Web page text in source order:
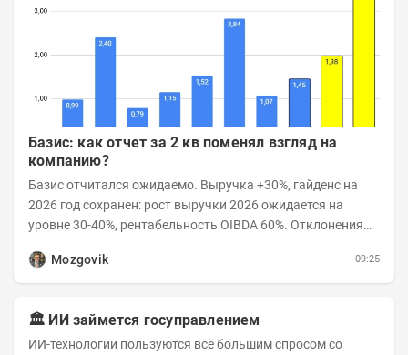
Базис: как отчет за 2 кв поменял взгляд на
компанию?
Базис отчитался ожидаемо. Выручка +30%, гайденс на
2026 год сохранен: рост выручки 2026 ожидается на
уровне 30-40%, рентабельность OIBDA 60%. Отклонения
Mozgovik
09:25
🏛️ ИИ займется госуправлением
ИИ-технологии пользуются всё большим спросом со